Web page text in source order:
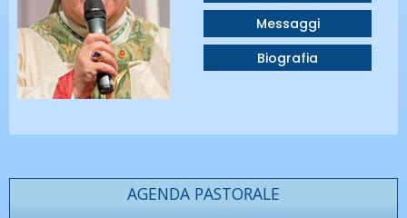
Messaggi
Biografia
AGENDA PASTORALE